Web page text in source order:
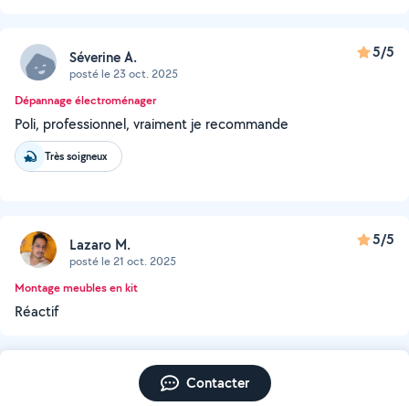
Séverine A.
posté le 23 oct. 2025
5/5
Dépannage électroménager
Poli, professionnel, vraiment je recommande
Très soigneux
Lazaro M.
posté le 21 oct. 2025
5/5
Montage meubles en kit
Réactif
Contacter